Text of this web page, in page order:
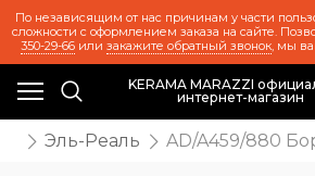
По независящим от нас причинам у части
сложности с оформлением заказа на сайте.
350-29-66или закажите обратный звонок, мы
KERAMA MARAZZI
интернет-магазин
Эль-Реаль AD/A459/880